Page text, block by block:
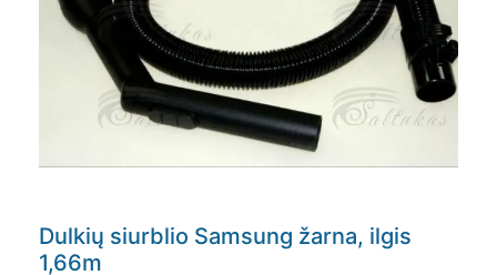
Dulkių siurblio Samsung žarna, ilgis
1,66m